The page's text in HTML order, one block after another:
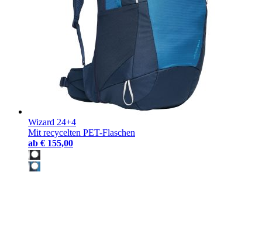
Wizard 24+4
Mit recycelten PET-Flaschen
ab € 155,00